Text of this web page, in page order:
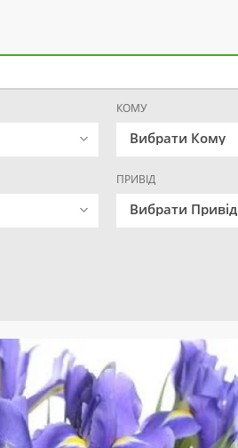
КОМУ
Вибрати Кому
ПРИВІД
Вибрати Привід